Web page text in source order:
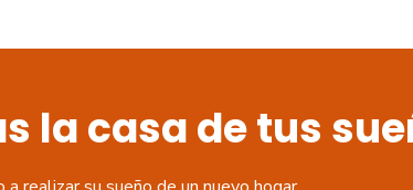
la casa de tus